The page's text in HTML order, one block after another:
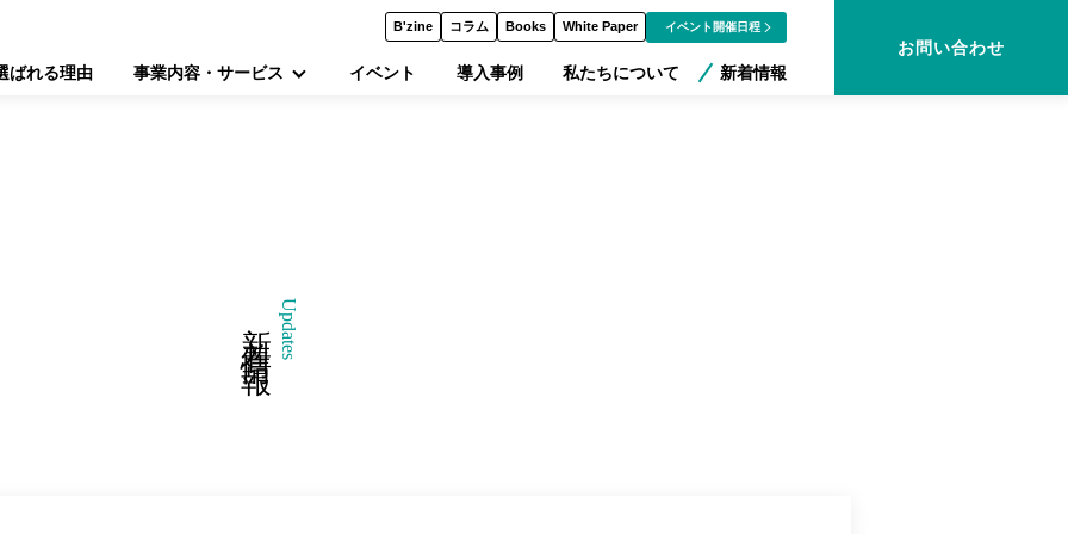
B'zine コラム Books White Paper イベント開催日程
ばれる理由 事業内容・サービス イベント 導入事例 私たちについて 新着情報
お問い合わせ
Updates
新着情報